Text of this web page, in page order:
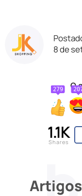
8 de
O
279
1.1K
Shares
Artigos